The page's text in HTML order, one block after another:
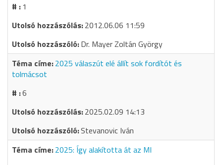
1
2012.06.06 11:59
Dr. Mayer Zoltán György
2025 válaszút elé állít sok fordítót és
tolmácsot
6
2025.02.09 14:13
Stevanovic Iván
2025: Így alakította át az MI